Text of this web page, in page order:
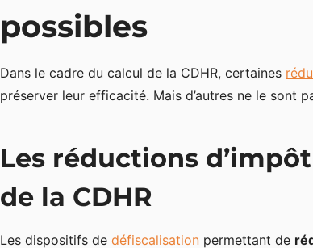
possibles
Dans le cadre du calcul de la CDHR, certaines
préserver leur efficacité. Mais d’autres ne le sont
Les réductions
de la CDHR
Les dispositifs dedéfiscalisation permettant de